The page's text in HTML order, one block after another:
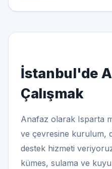
İstanbul'de
Çalışmak
Anafaz olarak Isparta
ve çevresine kurulum,
destek hizmeti
kümes, sulama ve